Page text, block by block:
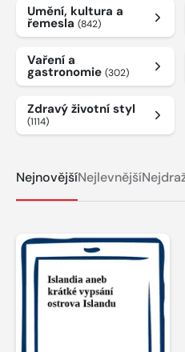
Umění, kultura a
řemesla (842)
Vaření a
gastronomie (302)
Zdravý životní styl
(1114)
NejnovějšíNejlevnější